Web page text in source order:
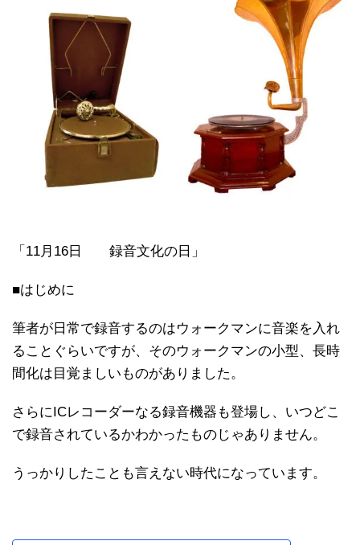
「11月16日 録音文化の日」
■はじめに
筆者が日常で録音するのはウォークマンに音楽を入れ
ることぐらいですが、そのウォークマンの小型、長時
間化は目覚ましいものがありました。
さらにICレコーダーなる録音機器も登場し、いつどこ
で録音されているかわかったものじゃありません。
うっかりしたことも言えない時代になっています。